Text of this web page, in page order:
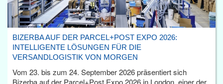
BIZERBA AUF DER PARCEL+POST EXPO 2026:
INTELLIGENTE LÖSUNGEN FÜR DIE
VERSANDLOGISTIK VON MORGEN
Vom 23. bis zum 24. September 2026 präsentiert sich
Bizerba auf der Parcel+Post Expo 2026 in London, einer der